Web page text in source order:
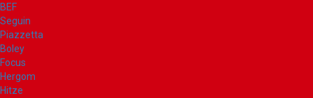
BEF
Seguin
Piazzetta
Boley
Focus
Hergom
Hitze